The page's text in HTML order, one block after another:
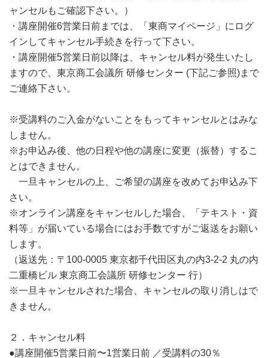
ャンセルもご確認下さい。）
・講座開催6営業日前までは、「東商マイページ」にログ
インしてキャンセル手続きを行って下さい。
・講座開催5営業日前以降は、キャンセル料が発生いたし
ますので、東京商工会議所 研修センター (下記ご参照)まで
ご連絡下さい。
※受講料のご入金がないことをもってキャンセルとはみな
しません。
※お申込み後、他の日程や他の講座に変更（振替）するこ
とはできません。
一旦キャンセルの上、ご希望の講座を改めてお申込み下
さい。
※オンライン講座をキャンセルした場合、「テキスト・資
料等」が届いている場合にはお手数ですがご返送をお願い
します。
（返送先：〒100-0005 東京都千代田区丸の内3-2-2 丸の内
二重橋ビル 東京商工会議所 研修センター 行）
※一旦キャンセルされた場合、キャンセルの取り消しはで
きません。
２．キャンセル料
●講座開催5営業日前〜1営業日前 ／受講料の30％